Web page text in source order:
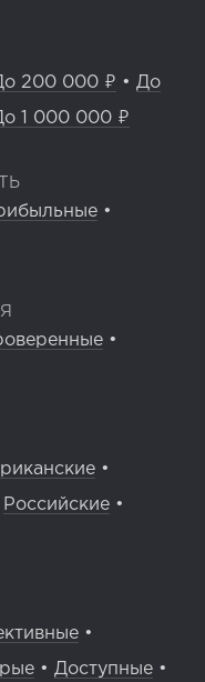
200 000 ₽ • До
1 000 000 ₽
•
•
•
Российские •
•
• Доступные •